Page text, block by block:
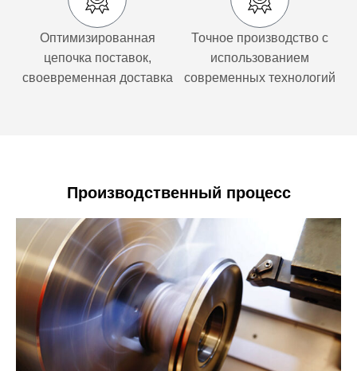
Оптимизированная
цепочка поставок,
своевременная доставка
Точное производство с
использованием
современных технологий
Производственный процесс